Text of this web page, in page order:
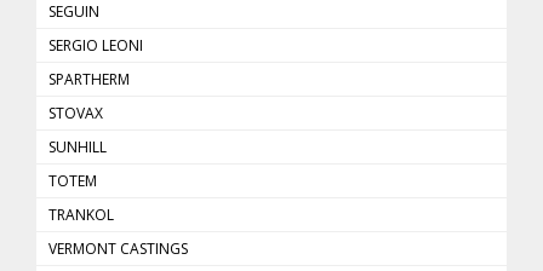
SEGUIN
SERGIO LEONI
SPARTHERM
STOVAX
SUNHILL
TOTEM
TRANKOL
VERMONT CASTINGS